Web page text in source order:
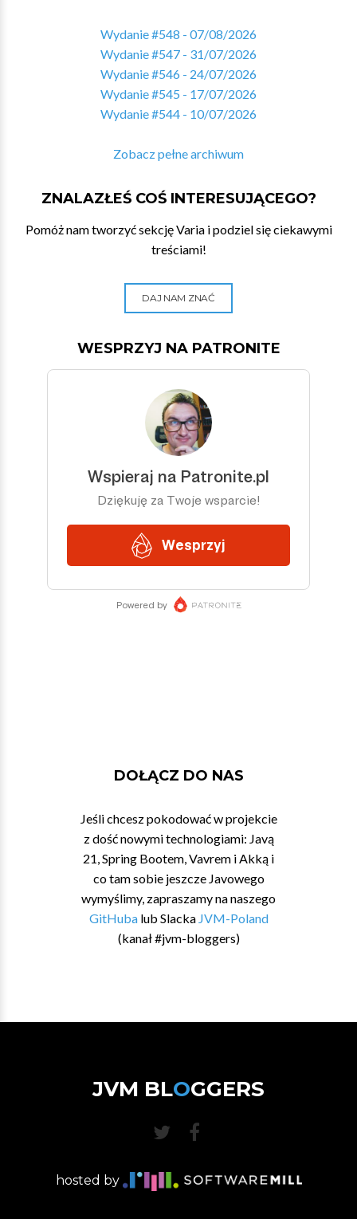
Wydanie #548 - 07/08/2026
Wydanie #547 - 31/07/2026
Wydanie #546 - 24/07/2026
Wydanie #545 - 17/07/2026
Wydanie #544 - 10/07/2026
Zobacz pełne archiwum
ZNALAZŁEŚ COŚ INTERESUJĄCEGO?
Pomóż nam tworzyć sekcję Varia i podziel się ciekawymi
treściami!
DAJ NAM ZNAĆ
WESPRZYJ NA PATRONITE
DOŁĄCZ DO NAS
Jeśli chcesz pokodować w projekcie
z dość nowymi technologiami: Javą
21, Spring Bootem, Vavrem i Akką i
co tam sobie jeszcze Javowego
wymyślimy, zapraszamy na naszego
GitHubalub Slacka JVM-Poland
(kanał #jvm-bloggers)
JVM BLOGGERS
hosted by